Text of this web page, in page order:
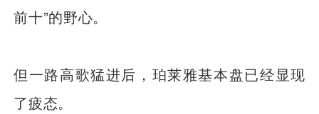
前十”的野心。
但一路高歌猛进后，珀莱雅基本盘已经显现
了疲态。